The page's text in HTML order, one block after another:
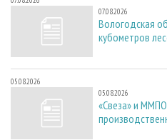
07.08.2026
Вологодская
кубометров
05.08.2026
05.08.2026
«Свеза» и